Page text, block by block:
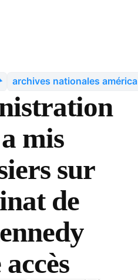
archives nationales
mis
sur
de